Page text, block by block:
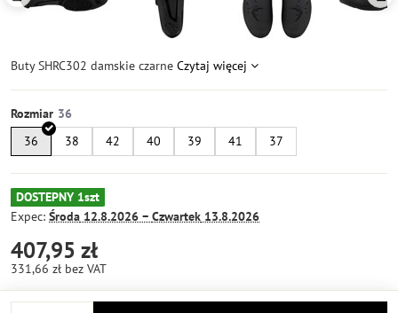
Buty SHRC302 damskie czarne Czytaj więcej
Rozmiar
36
38 42 40 39 41 37
DOSTEPNY 1szt
Expec: Środa 12.8.2026 − Czwartek 13.8.2026
407,95 zł
331,66 zł bez VAT